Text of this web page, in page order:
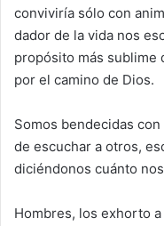
conviviría sólo con
dador de la vida nos
propósito más sublime
por el camino de Dios.
Somos bendecidas
de escuchar a otros,
diciéndonos cuánto
Hombres, los exhorto